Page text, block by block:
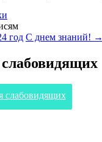
год С днем знаний! →
слабовидящих